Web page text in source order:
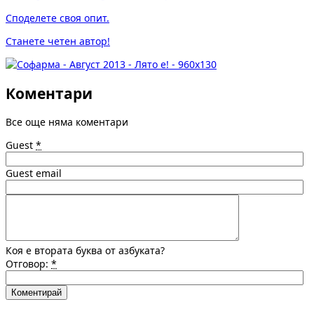
Споделете своя опит.
Станете четен автор!
Коментари
Все още няма коментари
Guest *
Guest email
Коя е втората буква от азбуката?
Отговор: *